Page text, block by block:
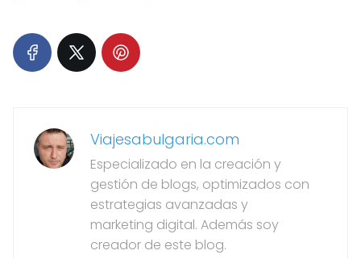
Viajesabulgaria.com
Especializado en la creación y
gestión de blogs, optimizados con
estrategias avanzadas y
marketing digital. Además soy
creador de este blog.